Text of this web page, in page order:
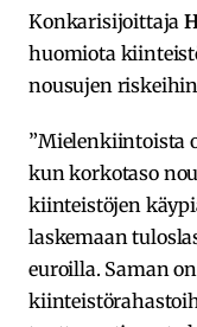
Konkarisijoittaja
huomiota
nousujen
”Mielenkiintoista
kun korkotaso
kiinteistöjen
laskemaan
euroilla. Saman